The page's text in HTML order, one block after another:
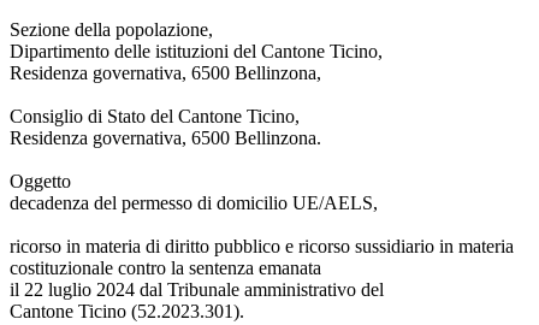
Sezione della popolazione,
Dipartimento delle istituzioni del Cantone Ticino,
Residenza governativa, 6500 Bellinzona,
Consiglio di Stato del Cantone Ticino,
Residenza governativa, 6500 Bellinzona.
Oggetto
decadenza del permesso di domicilio UE/AELS,
ricorso in materia di diritto pubblico e ricorso sussidiario in materia
costituzionale contro la sentenza emanata
il 22 luglio 2024 dal Tribunale amministrativo del
Cantone Ticino (52.2023.301).